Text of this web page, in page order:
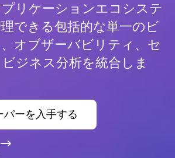
リケーションエコシステ
できる包括的な単一のビ
オブザーバビリティ、セ
ジネス分析を統合しま
ーを入手する